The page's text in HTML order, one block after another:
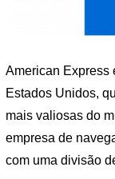
American Express
Estados Unidos,
mais valiosas do
empresa de
com uma divisão